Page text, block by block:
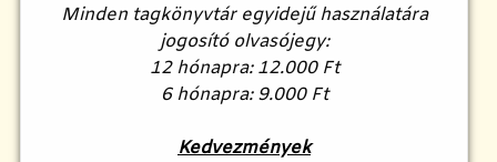
Minden tagkönyvtár egyidejű használatára
jogosító olvasójegy:
12 hónapra: 12.000 Ft
6 hónapra: 9.000 Ft
Kedvezmények